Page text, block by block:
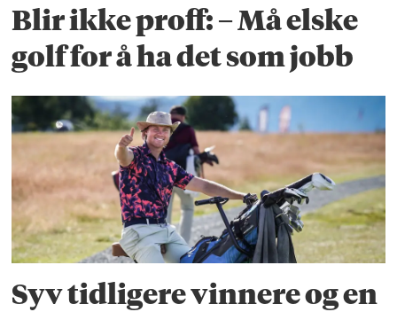
Blir ikke proff: – Må elske
golf for å ha det som jobb
Syv tidligere vinnere og en